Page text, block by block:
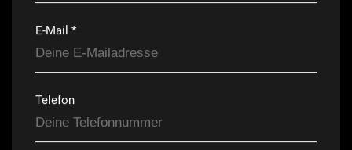
E-Mail *
Telefon